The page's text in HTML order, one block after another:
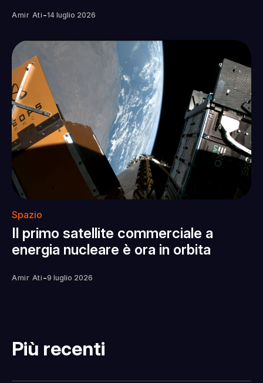
Amir Ati -14 luglio 2026
Spazio
Il primo satellite commerciale a
energia nucleare è ora in orbita
Amir Ati -9 luglio 2026
Più recenti